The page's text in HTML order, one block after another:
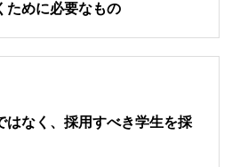
ために必要なもの
はなく、採用すべき学生を採